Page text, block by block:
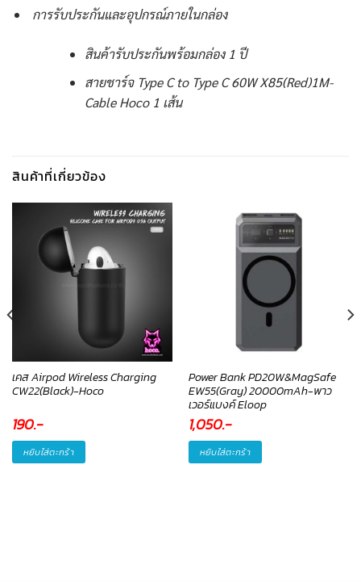
การรับประกันและอุปกรณ์ภายในกล่อง
สินค้ารับประกันพร้อมกล่อง 1 ปี
สายชาร์จ Type C to Type C 60W X85(Red)1M-
Cable Hoco 1 เส้น
สินค้าที่เกี่ยวข้อง
เคส Airpod Wireless Charging
CW22(Black)-Hoco
190.-
หยิบใส่ตะกร้า
Power Bank PD20W&MagSafe
EW55(Gray) 20000mAh-พาว
เวอร์แบงค์ Eloop
1,050.-
หยิบใส่ตะกร้า